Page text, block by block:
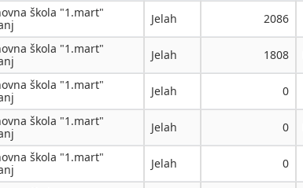
škola "1.mart"
Jelah 2086
škola "1.mart"
Jelah 1808
škola "1.mart"
Jelah 0
škola "1.mart"
Jelah 0
škola "1.mart"
Jelah 0